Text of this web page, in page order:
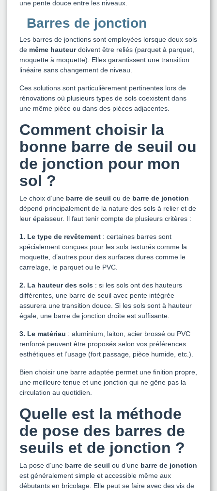
une pente douce entre les niveaux.
Barres de jonction
Les barres de jonctions sont employées lorsque deux sols
de même hauteurdoivent être reliés (parquet à parquet,
moquette à moquette). Elles garantissent une transition
linéaire sans changement de niveau.
Ces solutions sont particulièrement pertinentes lors de
rénovations où plusieurs types de sols coexistent dans
une même pièce ou dans des pièces adjacentes.
Comment choisir la
bonne barre de seuil ou
de jonction pour mon
sol ?
Le choix d’une barre de seuil ou de barre de jonction
dépend principalement de la nature des sols à relier et de
leur épaisseur. Il faut tenir compte de plusieurs critères :
1. Le type de revêtement : certaines barres sont
spécialement conçues pour les sols texturés comme la
moquette, d’autres pour des surfaces dures comme le
carrelage, le parquet ou le PVC.
2. La hauteur des sols : si les sols ont des hauteurs
différentes, une barre de seuil avec pente intégrée
assurera une transition douce. Si les sols sont à hauteur
égale, une barre de jonction droite est suffisante.
3. Le matériau : aluminium, laiton, acier brossé ou PVC
renforcé peuvent être proposés selon vos préférences
esthétiques et l’usage (fort passage, pièce humide, etc.).
Bien choisir une barre adaptée permet une finition propre,
une meilleure tenue et une jonction qui ne gêne pas la
circulation au quotidien.
Quelle est la méthode
de pose des barres de
seuils et de jonction ?
La pose d’une barre de seuil ou d’une barre de jonction
est généralement simple et accessible même aux
débutants en bricolage. Elle peut se faire avec des vis de